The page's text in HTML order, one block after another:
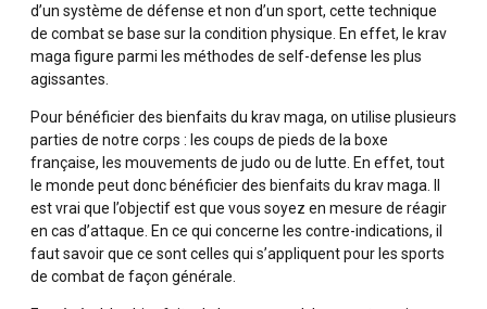
d’un système de défense et non d’un sport, cette technique
de combat se base sur la condition physique. En effet, le krav
maga figure parmi les méthodes de self-defense les plus
agissantes.
Pour bénéficier des bienfaits du krav maga, on utilise plusieurs
parties de notre corps : les coups de pieds de la boxe
française, les mouvements de judo ou de lutte. En effet, tout
le monde peut donc bénéficier des bienfaits du krav maga. Il
est vrai que l’objectif est que vous soyez en mesure de réagir
en cas d’attaque. En ce qui concerne les contre-indications, il
faut savoir que ce sont celles qui s’appliquent pour les sports
de combat de façon générale.